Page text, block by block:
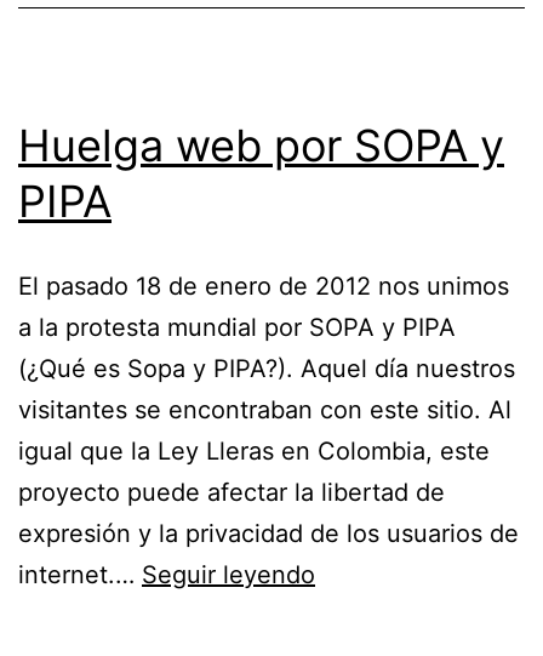
Huelga web por SOPA y
PIPA
El pasado 18 de enero de 2012 nos unimos
a la protesta mundial por SOPA y PIPA
(¿Qué es Sopa y PIPA?). Aquel día nuestros
visitantes se encontraban con este sitio. Al
igual que la Ley Lleras en Colombia, este
proyecto puede afectar la libertad de
expresión y la privacidad de los usuarios de
internet.… Seguir leyendo